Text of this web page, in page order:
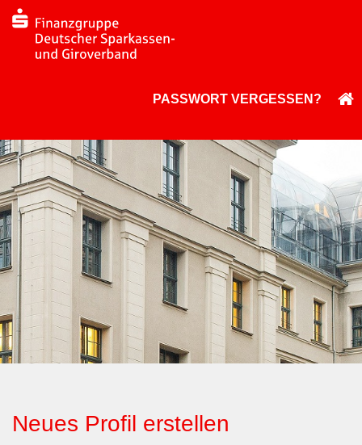
PASSWORT VERGESSEN?
Neues Profil erstellen